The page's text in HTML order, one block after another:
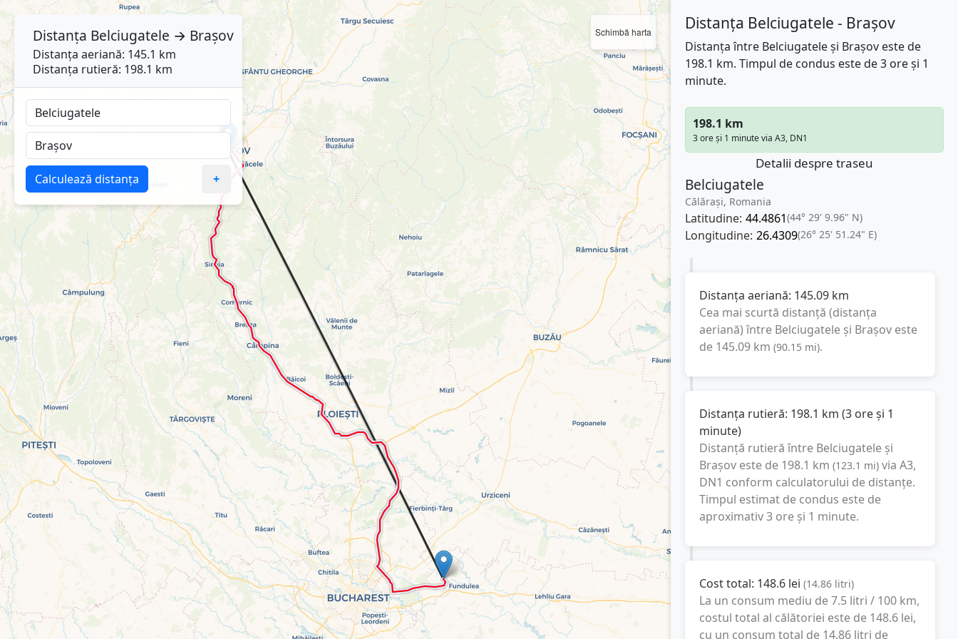
Schimbă harta Distanța Belciugatele - Brașov
Distanța între Belciugatele și Brașov este de
198.1 km. Timpul de condus este de 3 ore și 1
minute.
198.1 km
3 ore și 1 minute via A3, DN1
Detalii despre traseu
Belciugatele
Călărași, Romania
Latitudine: 44.4861(44° 29' 9.96" N)
Longitudine: 26.4309(26° 25' 51.24" E)
Distanța aeriană: 145.09 km
Cea mai scurtă distanță (distanța
aeriană) între Belciugateleși Brașoveste
de 145.09 km (90.15 mi).
Distanța rutieră: 198.1 km (3 ore și 1
minute)
Distanță rutieră între Belciugateleși
Brașoveste de 198.1 km (123.1 mi) via A3,
DN1 conform calculatorului de distanțe.
Timpul estimat de condus este de
aproximativ3 ore și 1 minute.
Cost total: 148.6 lei (14.86 litri)
La un consum mediu de7.5 litri / 100 km,
costul total al călătoriei este de 148.6 lei,
cu un consum total de 14.86 litri de
Distanța Belciugatele → Brașov
Distanța aeriană: 145.1 km
Distanța rutieră: 198.1 km
Calculează distanța +